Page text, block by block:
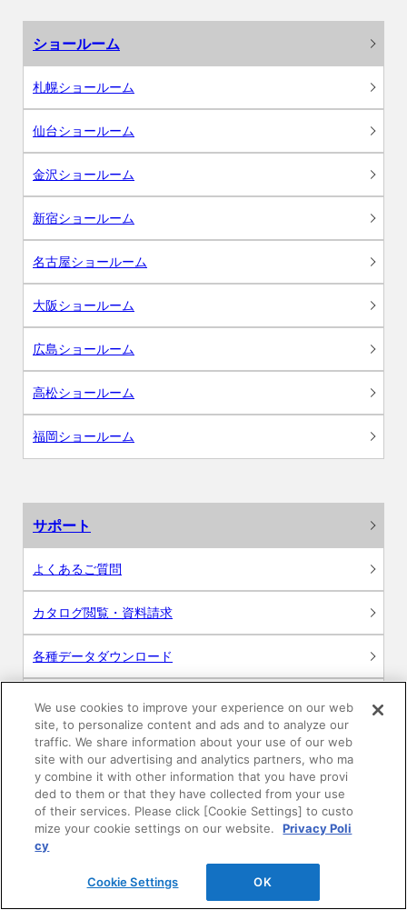
ショールーム
札幌ショールーム
仙台ショールーム
金沢ショールーム
新宿ショールーム
名古屋ショールーム
大阪ショールーム
広島ショールーム
高松ショールーム
福岡ショールーム
サポート
よくあるご質問
カタログ閲覧・資料請求
各種データダウンロード
WEB見積・各種シミュレーション
交換用部品の購入
修理・点検
お問い合わせ
We use cookies to improve your experience on our web
site, to personalize content and ads and to analyze our
traffic. We share information about your use of our web
site with our advertising and analytics partners, who ma
y combine it with other information that you have provi
ded to them or that they have collected from your use
of their services. Please click [Cookie Settings] to custo
mize your cookie settings on our website.
Privacy Poli
cy
Cookie Settings OK